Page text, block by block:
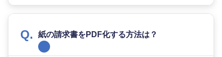
紙の請求書をPDF化する方法は？